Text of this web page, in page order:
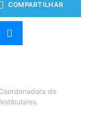
COMPARTILHAR
de